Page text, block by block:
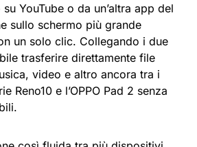
YouTube o da un’altra app del
sullo schermo più grande
un solo clic. Collegando i due
trasferire direttamente file
video e altro ancora tra i
Reno10 e l’OPPO Pad 2 senza